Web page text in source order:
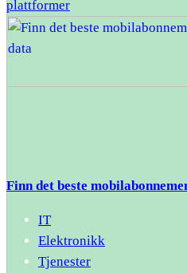
plattformer
Finn det beste
IT
Elektronikk
Tjenester